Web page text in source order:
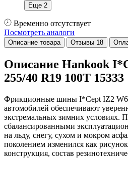
Еще 2
Временно отсутствует
Посмотреть аналоги
Описание товара Отзывы 18
Описание Hankook
255/40 R19 100T 15333
Фрикционные шины I*Cept IZ2
автомобилей обеспечивают
экстремальных зимних условиях.
сбалансированными
на льду, снегу, сухом и мокром
поколением изменился как
конструкция, состав